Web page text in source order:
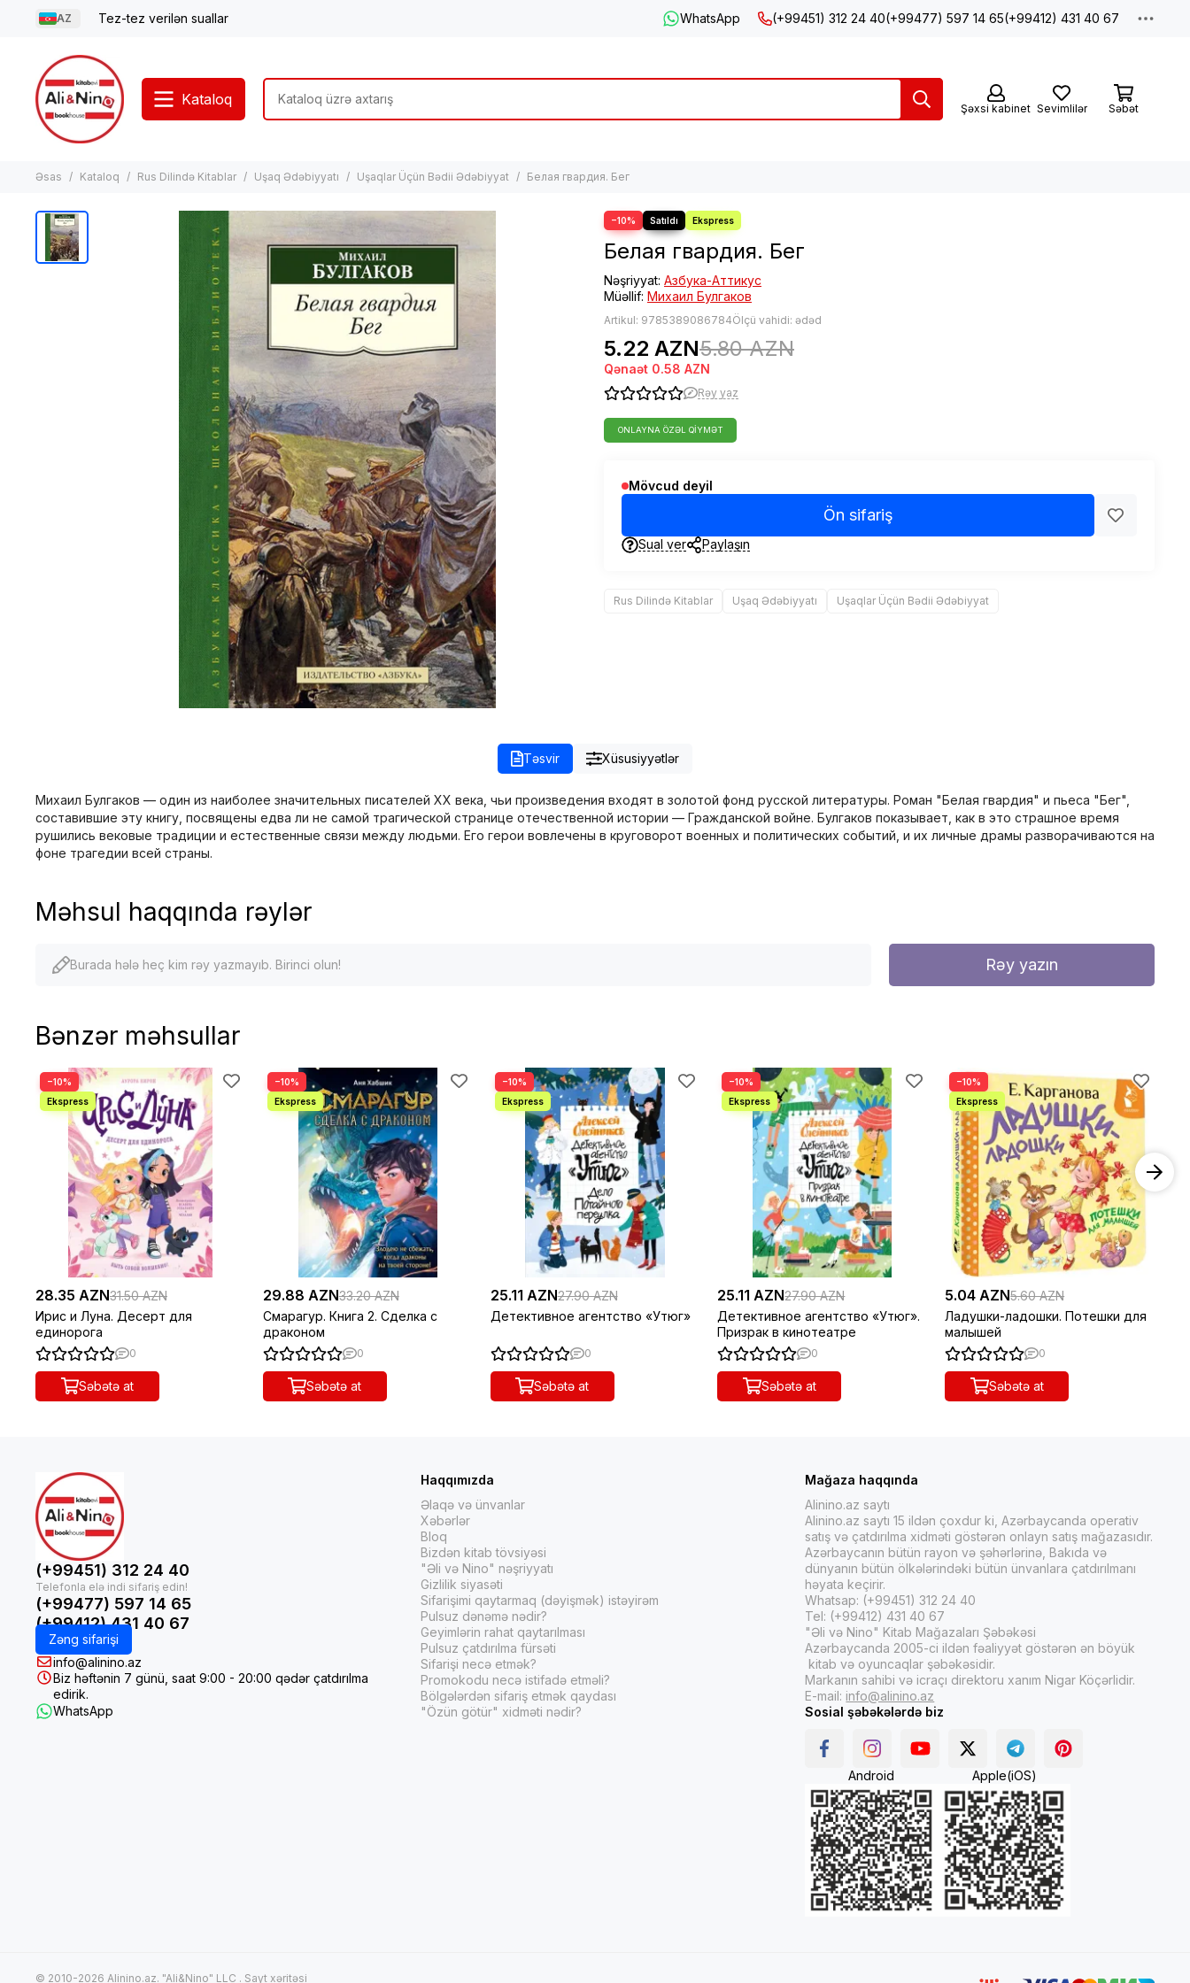
AZ Tez-tez verilən suallar WhatsApp (+99451) 312 24 40(+99477) 597 14 65(+99412) 431 40 67
Kataloq
Şəxsi kabinet Sevimlilər Səbət
Əsas Kataloq Rus Dilində Kitablar Uşaq Ədəbiyyatı Uşaqlar Üçün Bədii Ədəbiyyat Белая гвардия. Бег
−10%
Белая гвардия. Бег
Nəşriyyat: Азбука-Аттикус
Müəllif: Михаил Булгаков
Artikul: 9785389086784Ölçü vahidi: ədəd
5.22 AZN5.80 AZN
Qənaət 0.58 AZN
Rəy yaz
ONLAYNA ÖZƏL QIYMƏT
Mövcud deyil
Ön sifariş
Sual ver Paylaşın
Rus Dilində Kitablar Uşaq Ədəbiyyatı Uşaqlar Üçün Bədii Ədəbiyyat
Təsvir Xüsusiyyətlər
Михаил Булгаков — один из наиболее значительных писателей ХХ века, чьи произведения входят в золотой фонд русской литературы. Роман "Белая гвардия" и пьеса "Бег",
составившие эту книгу, посвящены едва ли не самой трагической странице отечественной истории — Гражданской войне. Булгаков показывает, как в это страшное время
рушились вековые традиции и естественные связи между людьми. Его герои вовлечены в круговорот военных и политических событий, и их личные драмы разворачиваются на
фоне трагедии всей страны.
Məhsul haqqında rəylər
Burada hələ heç kim rəy yazmayıb. Birinci olun! Rəy yazın
Bənzər məhsullar
−10%
28.35 AZN31.50 AZN
Ирис и Луна. Десерт для
единорога
0
Səbətə at
−10%
29.88 AZN33.20 AZN
Смарагур. Книга 2. Сделка с
драконом
0
Səbətə at
−10%
25.11 AZN27.90 AZN
Детективное агентство «Утюг»
0
Səbətə at
−10%
25.11 AZN27.90 AZN
Детективное агентство «Утюг».
Призрак в кинотеатре
0
Səbətə at
−10%
5.04 AZN5.60 AZN
Ладушки-ладошки. Потешки для
малышей
0
Səbətə at
(+99451) 312 24 40
(+99477) 597 14 65
(+99412) 431 40 67
Zəng sifarişi
info@alinino.az
Biz həftənin 7 günü, saat 9:00 - 20:00 qədər çatdırılma
edirik.
WhatsApp
Haqqımızda
Əlaqə və ünvanlar
Xəbərlər
Bloq
Bizdən kitab tövsiyəsi
"Əli və Nino" nəşriyyatı
Gizlilik siyasəti
Sifarişimi qaytarmaq (dəyişmək) istəyirəm
Pulsuz dənəmə nədir?
Geyimlərin rahat qaytarılması
Pulsuz çatdırılma fürsəti
Sifarişi necə etmək?
Promokodu necə istifadə etməli?
Bölgələrdən sifariş etmək qaydası
"Özün götür" xidməti nədir?
Mağaza haqqında
Alinino.az saytı
Alinino.az saytı 15 ildən çoxdur ki, Azərbaycanda operativ
satış və çatdırılma xidməti göstərən onlayn satış mağazasıdır.
Azərbaycanın bütün rayon və şəhərlərinə, Bakıda və
dünyanın bütün ölkələrindəki bütün ünvanlara çatdırılmanı
həyata keçirir.
Whatsap: (+99451) 312 24 40
Tel: (+99412) 431 40 67
"Əli və Nino" Kitab Mağazaları Şəbəkəsi
Azərbaycanda 2005-ci ildən fəaliyyət göstərən ən böyük
kitab və oyuncaqlar şəbəkəsidir.
Markanın sahibi və icraçı direktoru xanım Nigar Köçərlidir.
E-mail: info@alinino.az
Sosial şəbəkələrdə biz
Android Apple(iOS)
© 2010-2026 Alinino.az. "Ali&Nino" LLC . Sayt xəritəsi